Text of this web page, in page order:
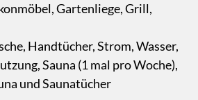
Gartenliege, Grill,
Handtücher, Strom, Wasser,
Sauna (1 mal pro Woche),
und Saunatücher